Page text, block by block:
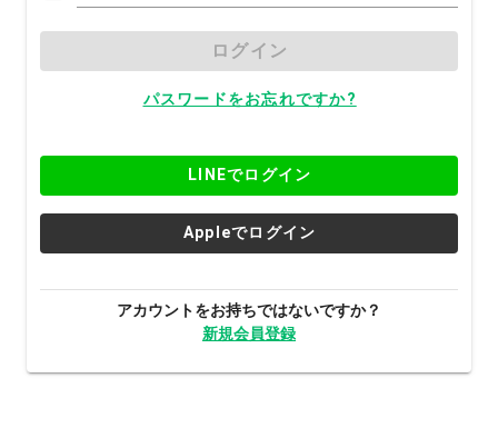
ログイン
パスワードをお忘れですか?
LINEでログイン
Appleでログイン
アカウントをお持ちではないですか？
新規会員登録